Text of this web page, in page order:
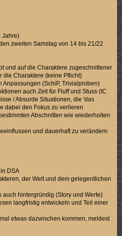
Jahre)
zweiten Samstag von 14 bis 21/22
und auf die Charaktere zugeschnittener
die Charaktere (keine Pflicht)
(SchiP, Trivialproben)
auch Zeit für Fluff und Stuss (IC
/ Absurde Situationen, die 'das
dabei den Fokus zu verlieren
Abschnitten wie wiederholten
und dauerhaft zu verändern
DSA
der Welt und dem gelegentlichen
hintergründig (Story und Werte)
langfristig entwickeln und Teil einer
etwas dazwischen kommen, meldest